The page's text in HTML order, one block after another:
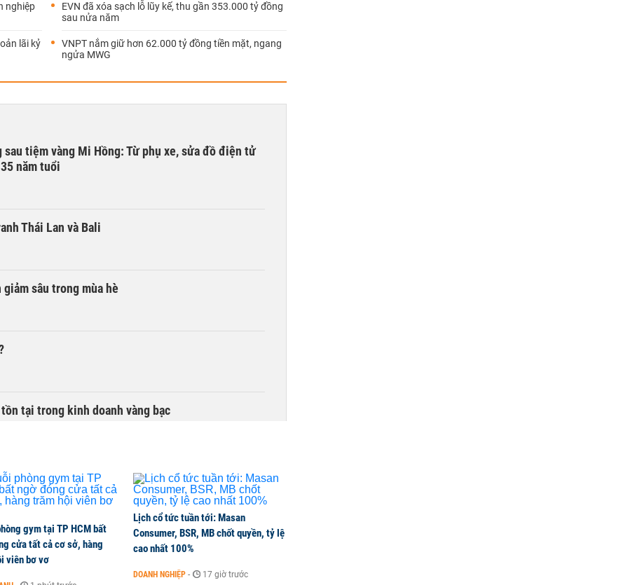
nghiệp
lãi kỷ
EVN đã xóa sạch lỗ lũy kế, thu gần 353.000 tỷ đồng
sau nửa năm
VNPT nắm giữ hơn 62.000 tỷ đồng tiền mặt, ngang
ngửa MWG
tiệm vàng Mi Hồng: Từ phụ xe, sửa đồ điện tử
năm tuổi
Thái Lan và Bali
sâu trong mùa hè
tại trong kinh doanh vàng bạc
gym tại TP HCM bất
cửa tất cả cơ sở, hàng
viên bơ vơ
Lịch cổ tức tuần tới: Masan
Consumer, BSR, MB chốt quyền, tỷ lệ
cao nhất 100%
DOANH NGHIỆP - 17 giờ trước